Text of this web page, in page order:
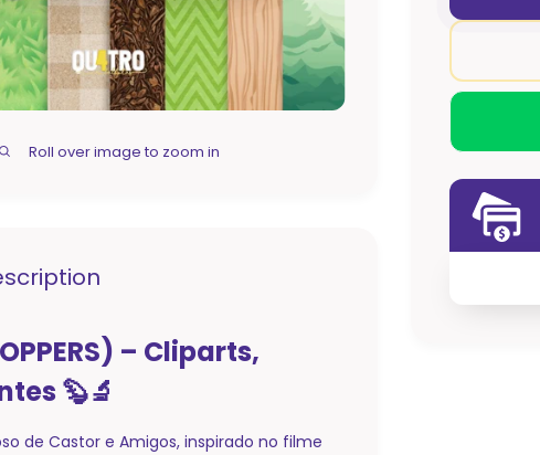
Roll over image to zoom in
– Cliparts,
🦫🔬
de Castor e Amigos, inspirado no filme